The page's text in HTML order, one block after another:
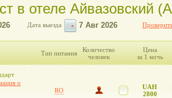
в отеле Айвазовский
Дата выезда
Тип питания
Количество
человек
Цена
за 1 ночь
о
RO
UAH
2800